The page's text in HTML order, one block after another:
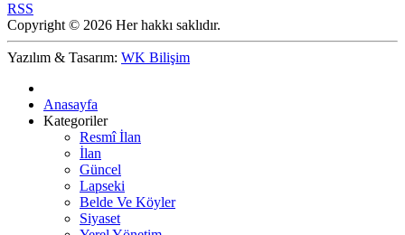
RSS
Copyright © 2026 Her hakkı saklıdır.
Yazılım & Tasarım: WK Bilişim
Anasayfa
Kategoriler
Resmî İlan
İlan
Güncel
Lapseki
Belde Ve Köyler
Siyaset